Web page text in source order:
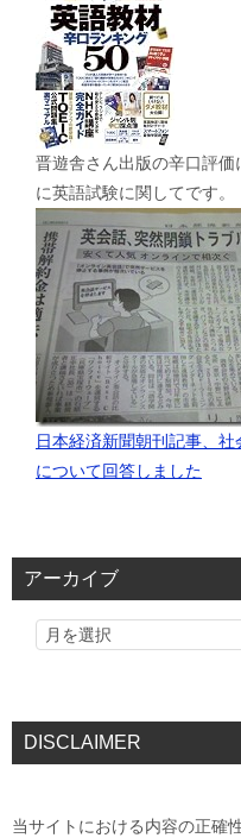
晋遊舎さん出版の辛口評
に英語試験に関してです。
日本経済新聞朝刊記事、
について回答しました
アーカイブ
DISCLAIMER
当サイトにおける内容の正確